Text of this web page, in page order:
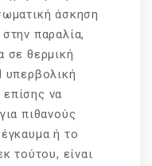
άσκηση
παραλία,
σε θερμική
υπερβολική
να
πιθανούς
ή το
τούτου, είναι